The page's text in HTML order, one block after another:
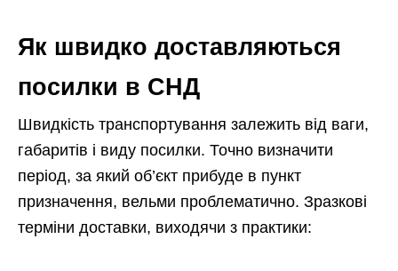
Як швидко доставляються
посилки в СНД
Швидкість транспортування залежить від ваги,
габаритів і виду посилки. Точно визначити
період, за який об’єкт прибуде в пункт
призначення, вельми проблематично. Зразкові
терміни доставки, виходячи з практики: